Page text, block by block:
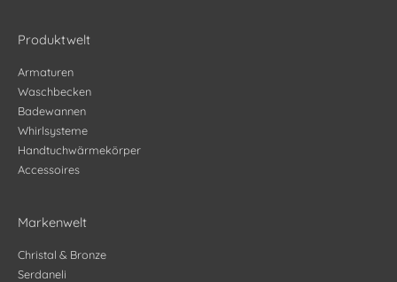
Produktwelt
Armaturen
Waschbecken
Badewannen
Whirlsysteme
Handtuchwärmekörper
Accessoires
Markenwelt
Christal & Bronze
Serdaneli